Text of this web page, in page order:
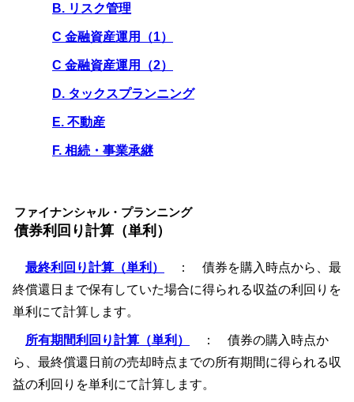
B. リスク管理
C 金融資産運用（1）
C 金融資産運用（2）
D. タックスプランニング
E. 不動産
F. 相続・事業承継
ファイナンシャル・プランニング
債券利回り計算（単利）
最終利回り計算（単利）
： 債券を購入時点から、最
終償還日まで保有していた場合に得られる収益の利回りを
単利にて計算します。
所有期間利回り計算（単利）
： 債券の購入時点か
ら、最終償還日前の売却時点までの所有期間に得られる収
益の利回りを単利にて計算します。